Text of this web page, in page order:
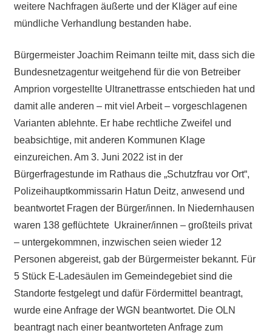
weitere Nachfragen äußerte und der Kläger auf eine
mündliche Verhandlung bestanden habe.
Bürgermeister Joachim Reimann teilte mit, dass sich die
Bundesnetzagentur weitgehend für die von Betreiber
Amprion vorgestellte Ultranettrasse entschieden hat und
damit alle anderen – mit viel Arbeit – vorgeschlagenen
Varianten ablehnte. Er habe rechtliche Zweifel und
beabsichtige, mit anderen Kommunen Klage
einzureichen. Am 3. Juni 2022 ist in der
Bürgerfragestunde im Rathaus die „Schutzfrau vor Ort“,
Polizeihauptkommissarin Hatun Deitz, anwesend und
beantwortet Fragen der Bürger/innen. In Niedernhausen
waren 138 geflüchtete Ukrainer/innen – großteils privat
– untergekommnen, inzwischen seien wieder 12
Personen abgereist, gab der Bürgermeister bekannt. Für
5 Stück E-Ladesäulen im Gemeindegebiet sind die
Standorte festgelegt und dafür Fördermittel beantragt,
wurde eine Anfrage der WGN beantwortet. Die OLN
beantragt nach einer beantworteten Anfrage zum